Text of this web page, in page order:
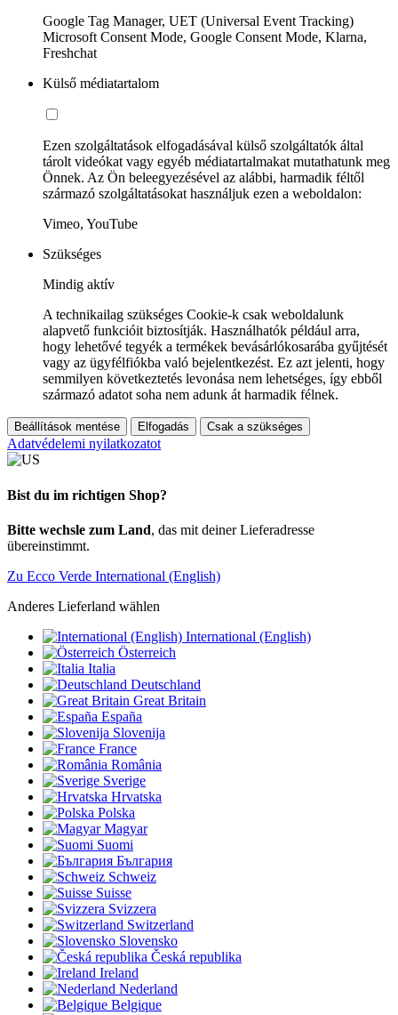
Google Tag Manager, UET (Universal Event Tracking)
Microsoft Consent Mode, Google Consent Mode, Klarna,
Freshchat
Külső médiatartalom
Ezen szolgáltatások elfogadásával külső szolgáltatók által
tárolt videókat vagy egyéb médiatartalmakat mutathatunk meg
Önnek. Az Ön beleegyezésével az alábbi, harmadik féltől
származó szolgáltatásokat használjuk ezen a weboldalon:
Vimeo, YouTube
Szükséges
Mindig aktív
A technikailag szükséges Cookie-k csak weboldalunk
alapvető funkcióit biztosítják. Használhatók például arra,
hogy lehetővé tegyék a termékek bevásárlókosarába gyűjtését
vagy az ügyfélfiókba való bejelentkezést. Ez azt jelenti, hogy
semmilyen következtetés levonása nem lehetséges, így ebből
származó adatot soha nem adunk át harmadik félnek.
Beállítások mentése Elfogadás Csak a szükséges
Adatvédelemi nyilatkozatot
Bist du im richtigen Shop?
Bitte wechsle zum Land, das mit deiner Lieferadresse
übereinstimmt.
Zu Ecco Verde International (English)
Anderes Lieferland wählen
International (English)
Österreich
Italia
Deutschland
Great Britain
España
Slovenija
France
România
Sverige
Hrvatska
Polska
Magyar
Suomi
България
Schweiz
Suisse
Svizzera
Switzerland
Slovensko
Česká republika
Ireland
Nederland
Belgique